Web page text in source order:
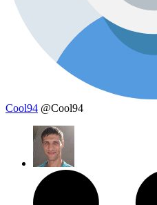
Cool94 @Cool94